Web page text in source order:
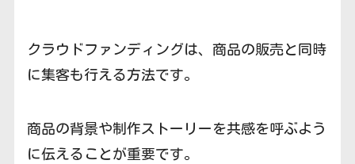
クラウドファンディングは、商品の販売と同時
に集客も行える方法です。
商品の背景や制作ストーリーを共感を呼ぶよう
に伝えることが重要です。